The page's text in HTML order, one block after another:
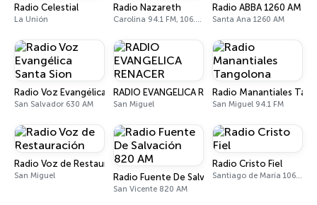
Radio Celestial
La Unión
Radio Nazareth
Carolina 94.1 FM, 106.1 FM
Radio ABBA 1260 AM
Santa Ana 1260 AM
Radio Voz Evangélica Santa Sion
San Salvador 630 AM
RADIO EVANGELICA RENACER
San Miguel
Radio Manantiales
San Miguel 94.1 FM
Radio Voz de Restauración
San Miguel Radio Fuente De Salvación 820 AM
San Vicente 820 AM
Radio Cristo Fiel
Santiago de María 106.1 FM